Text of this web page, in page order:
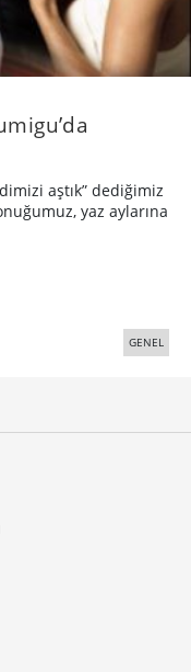
aştık” dediğimiz
yaz aylarına
GENEL